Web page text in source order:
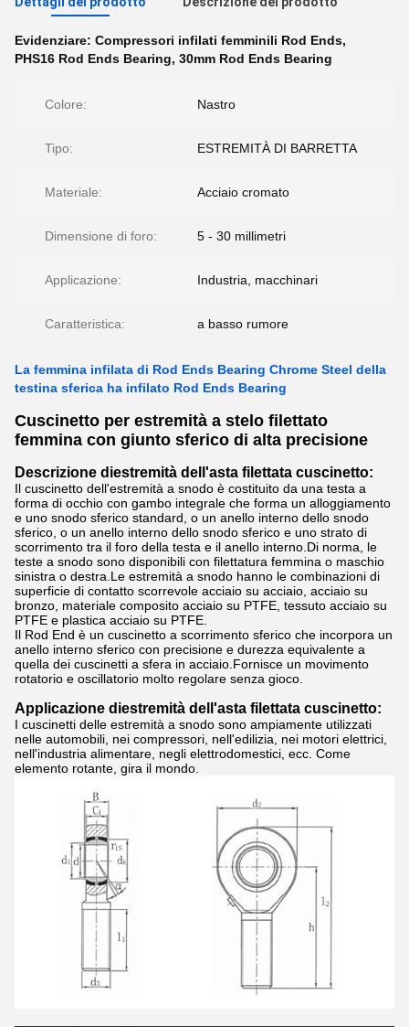
Evidenziare: Compressori infilati femminili Rod Ends,
PHS16 Rod Ends Bearing, 30mm Rod Ends Bearing
Colore: Nastro
Tipo: ESTREMITÀ DI BARRETTA
Materiale: Acciaio cromato
Dimensione di foro: 5 - 30 millimetri
Applicazione: Industria, macchinari
Caratteristica: a basso rumore
La femmina infilata di Rod Ends Bearing Chrome Steel della
testina sferica ha infilato Rod Ends Bearing
Cuscinetto per estremità a stelo filettato
femmina con giunto sferico di alta precisione
Descrizione diestremità dell'asta filettata cuscinetto:
Il cuscinetto dell'estremità a snodo è costituito da una testa a
forma di occhio con gambo integrale che forma un alloggiamento
e uno snodo sferico standard, o un anello interno dello snodo
sferico, o un anello interno dello snodo sferico e uno strato di
scorrimento tra il foro della testa e il anello interno.Di norma, le
teste a snodo sono disponibili con filettatura femmina o maschio
sinistra o destra.Le estremità a snodo hanno le combinazioni di
superficie di contatto scorrevole acciaio su acciaio, acciaio su
bronzo, materiale composito acciaio su PTFE, tessuto acciaio su
PTFE e plastica acciaio su PTFE.
Il Rod End è un cuscinetto a scorrimento sferico che incorpora un
anello interno sferico con precisione e durezza equivalente a
quella dei cuscinetti a sfera in acciaio.Fornisce un movimento
rotatorio e oscillatorio molto regolare senza gioco.
Applicazione diestremità dell'asta filettata cuscinetto:
I cuscinetti delle estremità a snodo sono ampiamente utilizzati
nelle automobili, nei compressori, nell'edilizia, nei motori elettrici,
nell'industria alimentare, negli elettrodomestici, ecc. Come
elemento rotante, gira il mondo.